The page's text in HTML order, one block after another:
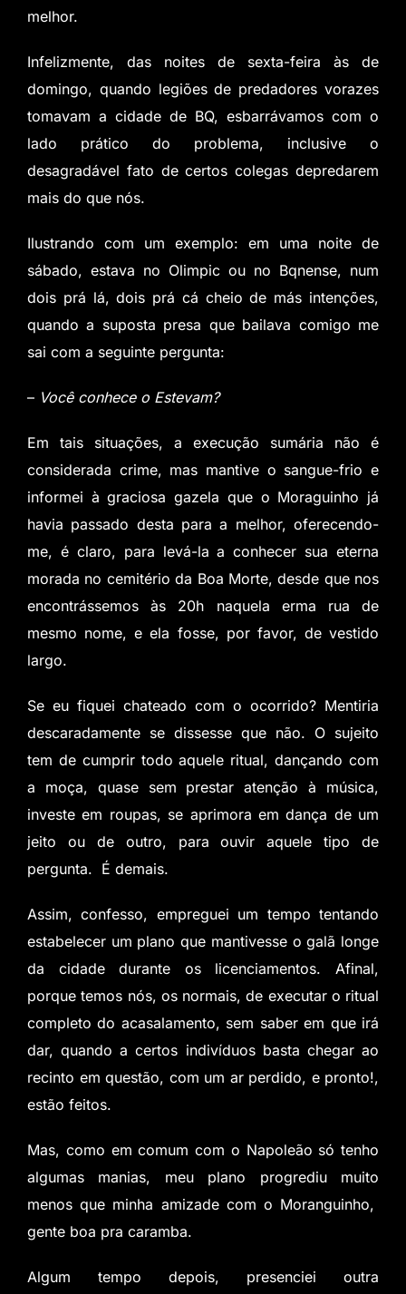
melhor.
Infelizmente, das noites de sexta-feira às de
domingo, quando legiões de predadores vorazes
tomavam a cidade de BQ, esbarrávamos com o
lado prático do problema, inclusive o
desagradável fato de certos colegas depredarem
mais do que nós.
Ilustrando com um exemplo: em uma noite de
sábado, estava no Olimpic ou no Bqnense, num
dois prá lá, dois prá cá cheio de más intenções,
quando a suposta presa que bailava comigo me
sai com a seguinte pergunta:
– Você conhece o Estevam?
Em tais situações, a execução sumária não é
considerada crime, mas mantive o sangue-frio e
informei à graciosa gazela que o Moraguinho já
havia passado desta para a melhor, oferecendo-
me, é claro, para levá-la a conhecer sua eterna
morada no cemitério da Boa Morte, desde que nos
encontrássemos às 20h naquela erma rua de
mesmo nome, e ela fosse, por favor, de vestido
largo.
Se eu fiquei chateado com o ocorrido? Mentiria
descaradamente se dissesse que não. O sujeito
tem de cumprir todo aquele ritual, dançando com
a moça, quase sem prestar atenção à música,
investe em roupas, se aprimora em dança de um
jeito ou de outro, para ouvir aquele tipo de
pergunta. É demais.
Assim, confesso, empreguei um tempo tentando
estabelecer um plano que mantivesse o galã longe
da cidade durante os licenciamentos. Afinal,
porque temos nós, os normais, de executar o ritual
completo do acasalamento, sem saber em que irá
dar, quando a certos indivíduos basta chegar ao
recinto em questão, com um ar perdido, e pronto!,
estão feitos.
Mas, como em comum com o Napoleão só tenho
algumas manias, meu plano progrediu muito
menos que minha amizade com o Moranguinho,
gente boa pra caramba.
Algum tempo depois, presenciei outra